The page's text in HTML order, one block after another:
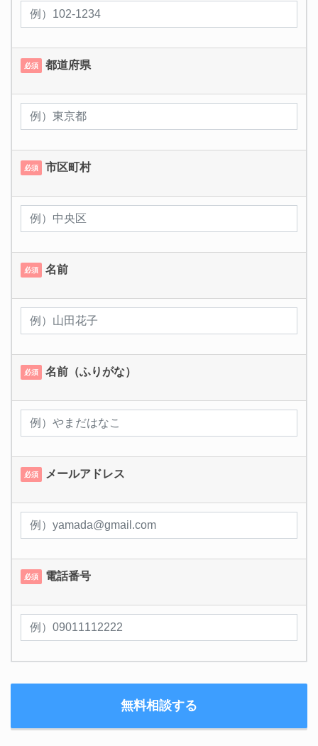
必須 都道府県
必須 市区町村
必須 名前
必須 名前（ふりがな）
必須 メールアドレス
必須 電話番号